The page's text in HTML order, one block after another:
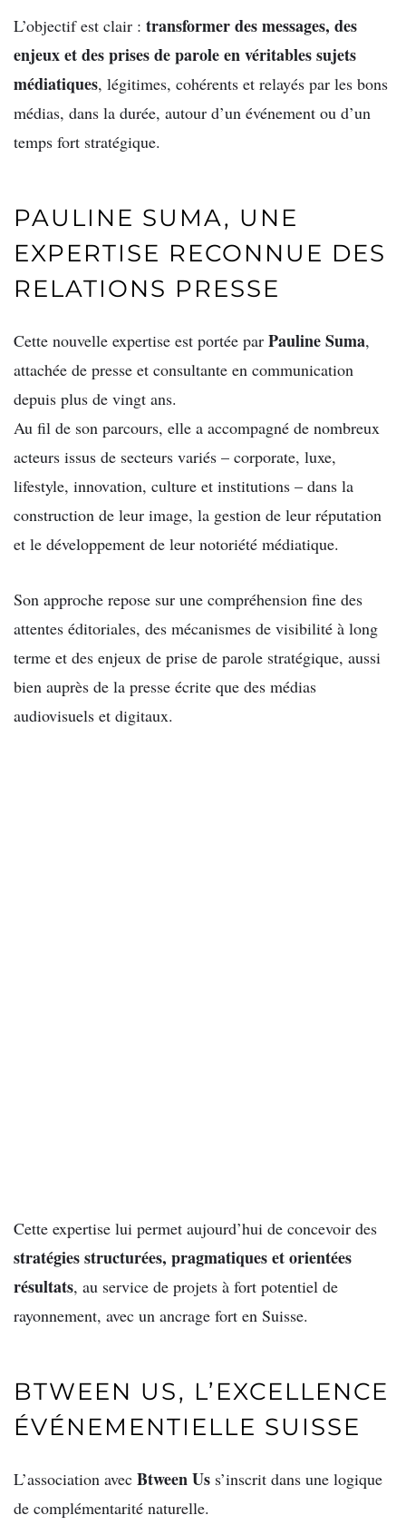
L’objectif est clair : transformer des messages, des
enjeux et des prises de parole en véritables sujets
médiatiques, légitimes, cohérents et relayés par les bons
médias, dans la durée, autour d’un événement ou d’un
temps fort stratégique.
PAULINE SUMA, UNE
EXPERTISE RECONNUE DES
RELATIONS PRESSE
Cette nouvelle expertise est portée par Pauline Suma,
attachée de presse et consultante en communication
depuis plus de vingt ans.
Au fil de son parcours, elle a accompagné de nombreux
acteurs issus de secteurs variés – corporate, luxe,
lifestyle, innovation, culture et institutions – dans la
construction de leur image, la gestion de leur réputation
et le développement de leur notoriété médiatique.
Son approche repose sur une compréhension fine des
attentes éditoriales, des mécanismes de visibilité à long
terme et des enjeux de prise de parole stratégique, aussi
bien auprès de la presse écrite que des médias
audiovisuels et digitaux.
Cette expertise lui permet aujourd’hui de concevoir des
stratégies structurées, pragmatiques et orientées
résultats, au service de projets à fort potentiel de
rayonnement, avec un ancrage fort en Suisse.
BTWEEN US, L’EXCELLENCE
ÉVÉNEMENTIELLE SUISSE
L’association avec Btween Us s’inscrit dans une logique
de complémentarité naturelle.